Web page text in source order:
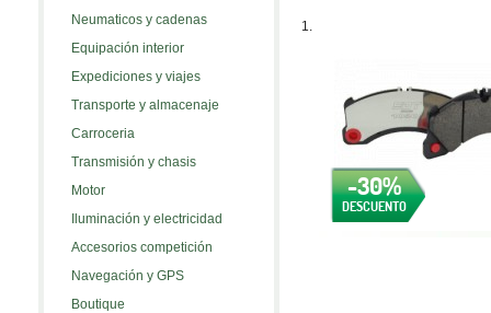
Neumaticos y cadenas
Equipación interior
Expediciones y viajes
Transporte y almacenaje
Carroceria
Transmisión y chasis
Motor
Iluminación y electricidad
Accesorios competición
Navegación y GPS
Boutique
-30%
DESCUENTO
1.